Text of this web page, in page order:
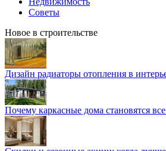
Советы
Новое в строительстве
Дизайн радиаторы отопления в
Почему каркасные дома становятся